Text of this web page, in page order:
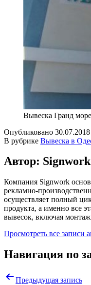
Вывеска Гранд море
Опубликовано 30.07.2018
В рубрике Вывеска в
Автор: Signwork
Компания Signwork
рекламно-
осуществляет полный
продукта, а именно все
вывесок, включая
Просмотреть все записи
Навигация по
Предыдущая запись